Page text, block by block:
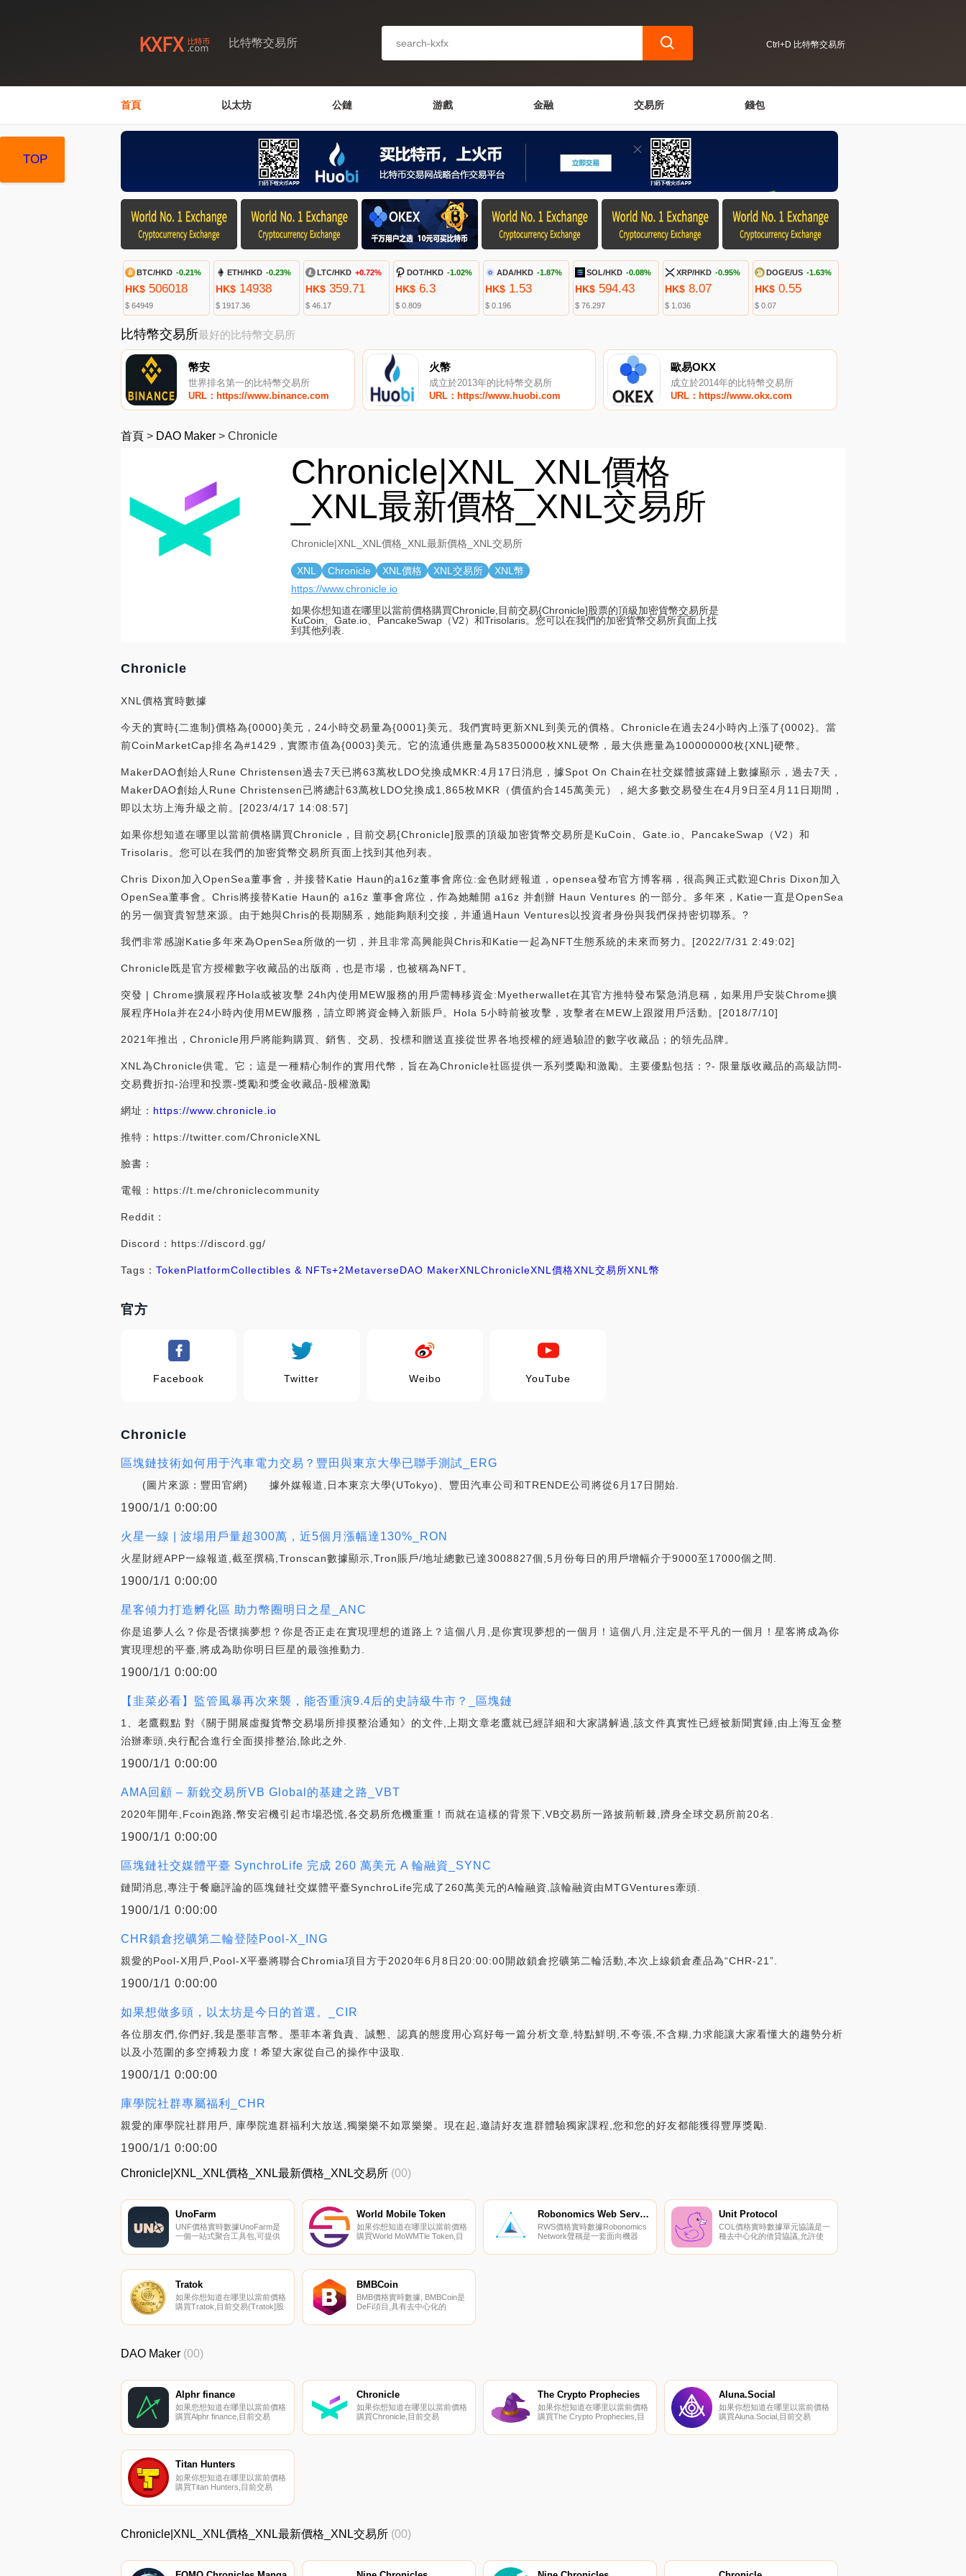
比特幣交易所 Ctrl+D 比特幣交易所
首頁 以太坊 公鏈 游戲 金融 交易所 錢包
BTC/HKD -0.21%
HK$ 506018
$ 64949
ETH/HKD -0.23%
HK$14938
$ 1917.36
LTC/HKD +0.72%
HK$359.71
$ 46.17
DOT/HKD -1.02%
HK$6.3
$ 0.809
ADA/HKD -1.87%
HK$1.53
$ 0.196
SOL/HKD -0.08%
HK$ 594.43
$ 76.297
XRP/HKD -0.95%
HK$ 8.07
$ 1.036
DOGE/US -1.63%
HK$ 0.55
$ 0.07
比特幣交易所最好的比特幣交易所
幣安
世界排名第一的比特幣交易所
URL：https://www.binance.com
火幣
成立於2013年的比特幣交易所
URL：https://www.huobi.com
歐易OKX
成立於2014年的比特幣交易所
URL：https://www.okx.com
首頁 > DAO Maker > Chronicle
Chronicle|XNL_XNL價格
_XNL最新價格_XNL交易所
Chronicle|XNL_XNL價格_XNL最新價格_XNL交易所
XNL Chronicle XNL價格 XNL交易所
XNL幣
https://www.chronicle.io
如果你想知道在哪里以當前價格購買Chronicle,目前交易{Chronicle]股票的頂級加密貨幣交易所是
KuCoin、Gate.io、PancakeSwap（V2）和Trisolaris。您可以在我們的加密貨幣交易所頁面上找
到其他列表.
Chronicle
XNL價格實時數據
今天的實時{二進制}價格為{0000}美元，24小時交易量為{0001}美元。我們實時更新XNL到美元的價格。Chronicle在過去24小時內上漲了{0002}。當
前CoinMarketCap排名為#1429，實際市值為{0003}美元。它的流通供應量為58350000枚XNL硬幣，最大供應量為100000000枚{XNL]硬幣。
MakerDAO創始人Rune Christensen過去7天已將63萬枚LDO兌換成MKR:4月17日消息，據Spot On Chain在社交媒體披露鏈上數據顯示，過去7天，
MakerDAO創始人Rune Christensen已將總計63萬枚LDO兌換成1,865枚MKR（價值約合145萬美元），絕大多數交易發生在4月9日至4月11日期間，
即以太坊上海升級之前。[2023/4/17 14:08:57]
如果你想知道在哪里以當前價格購買Chronicle，目前交易{Chronicle]股票的頂級加密貨幣交易所是KuCoin、Gate.io、PancakeSwap（V2）和
Trisolaris。您可以在我們的加密貨幣交易所頁面上找到其他列表。
Chris Dixon加入OpenSea董事會，并接替Katie Haun的a16z董事會席位:金色財經報道，opensea發布官方博客稱，很高興正式歡迎Chris Dixon加入
OpenSea董事會。Chris將接替Katie Haun的 a16z 董事會席位，作為她離開 a16z 并創辦 Haun Ventures 的一部分。多年來，Katie一直是OpenSea
的另一個寶貴智慧來源。由于她與Chris的長期關系，她能夠順利交接，并通過Haun Ventures以投資者身份與我們保持密切聯系。?
我們非常感謝Katie多年來為OpenSea所做的一切，并且非常高興能與Chris和Katie一起為NFT生態系統的未來而努力。[2022/7/31 2:49:02]
Chronicle既是官方授權數字收藏品的出版商，也是市場，也被稱為NFT。
突發 | Chrome擴展程序Hola或被攻擊 24h內使用MEW服務的用戶需轉移資金:Myetherwallet在其官方推特發布緊急消息稱，如果用戶安裝Chrome擴
展程序Hola并在24小時內使用MEW服務，請立即將資金轉入新賬戶。Hola 5小時前被攻擊，攻擊者在MEW上跟蹤用戶活動。[2018/7/10]
2021年推出，Chronicle用戶將能夠購買、銷售、交易、投標和贈送直接從世界各地授權的經過驗證的數字收藏品；的領先品牌。
XNL為Chronicle供電。它；這是一種精心制作的實用代幣，旨在為Chronicle社區提供一系列獎勵和激勵。主要優點包括：?- 限量版收藏品的高級訪問-
交易費折扣-治理和投票-獎勵和獎金收藏品-股權激勵
網址： https://www.chronicle.io
推特：https://twitter.com/ChronicleXNL
臉書：
電報：https://t.me/chroniclecommunity
Reddit：
Discord：https://discord.gg/
Tags： TokenPlatformCollectibles & NFTs+2MetaverseDAO MakerXNL ChronicleXNL價格XNL交易所XNL幣
官方
Facebook Twitter Weibo YouTube
Chronicle
區塊鏈技術如何用于汽車電力交易？豐田與東京大學已聯手測試_ERG
(圖片來源：豐田官網) 據外媒報道,日本東京大學(UTokyo)、豐田汽車公司和TRENDE公司將從6月17日開始.
1900/1/1 0:00:00
火星一線 | 波場用戶量超300萬，近5個月漲幅達130%_RON
火星財經APP一線報道,截至撰稿,Tronscan數據顯示,Tron賬戶/地址總數已達3008827個,5月份每日的用戶增幅介于9000至17000個之間.
1900/1/1 0:00:00
星客傾力打造孵化區 助力幣圈明日之星_ANC
你是追夢人么？你是否懷揣夢想？你是否正走在實現理想的道路上？這個八月,是你實現夢想的一個月！這個八月,注定是不平凡的一個月！星客將成為你
實現理想的平臺,將成為助你明日巨星的最強推動力.
1900/1/1 0:00:00
【韭菜必看】監管風暴再次來襲，能否重演9.4后的史詩級牛市？_區塊鏈
1、老鷹觀點 對《關于開展虛擬貨幣交易場所排摸整治通知》的文件,上期文章老鷹就已經詳細和大家講解過,該文件真實性已經被新聞實錘,由上海互金整
治辦牽頭,央行配合進行全面摸排整治,除此之外.
1900/1/1 0:00:00
AMA回顧 – 新銳交易所VB Global的基建之路_VBT
2020年開年,Fcoin跑路,幣安宕機引起市場恐慌,各交易所危機重重！而就在這樣的背景下,VB交易所一路披荊斬棘,躋身全球交易所前20名.
1900/1/1 0:00:00
區塊鏈社交媒體平臺 SynchroLife 完成 260 萬美元 A 輪融資_SYNC
鏈聞消息,專注于餐廳評論的區塊鏈社交媒體平臺SynchroLife完成了260萬美元的A輪融資,該輪融資由MTGVentures牽頭.
1900/1/1 0:00:00
CHR鎖倉挖礦第二輪登陸Pool-X_ING
親愛的Pool-X用戶,Pool-X平臺將聯合Chromia項目方于2020年6月8日20:00:00開啟鎖倉挖礦第二輪活動,本次上線鎖倉產品為“CHR-21”.
1900/1/1 0:00:00
如果想做多頭，以太坊是今日的首選。_CIR
各位朋友們,你們好,我是墨菲言幣。墨菲本著負責、誠懇、認真的態度用心寫好每一篇分析文章,特點鮮明,不夸張,不含糊,力求能讓大家看懂大的趨勢分析
以及小范圍的多空搏殺力度！希望大家從自己的操作中汲取.
1900/1/1 0:00:00
庫學院社群專屬福利_CHR
親愛的庫學院社群用戶, 庫學院進群福利大放送,獨樂樂不如眾樂樂。現在起,邀請好友進群體驗獨家課程,您和您的好友都能獲得豐厚獎勵.
1900/1/1 0:00:00
TOP
Chronicle|XNL_XNL價格_XNL最新價格_XNL交易所 (00)
UnoFarm
UNF價格實時數據UnoFarm是
一個一站式聚合工具包,可提供
World Mobile Token
如果你想知道在哪里以當前價格
購買World MoWMTle Token,目
股票的頂級加密貨幣交易所是
們的加密貨幣交易所頁面上找到
其他列表。想象一下沒有互聯網
的生活.
Robonomics Web Services
RWS價格實時數據Robonomics
Network聲稱是一套面向機器
的開源軟件包.
Unit Protocol
COL價格實時數據單元協議是一
種去中心化的借貸協議,允許使
Tratok
如果你想知道在哪里以當前價格
購買Tratok,目前交易{Tratok]股
Mercatox。您可以在我們的加
TratokTravel應用程序中用于預
訂旅行和旅游服務的令牌.
BMBCoin
BMB價格實時數據, BMBCoin是
DeFi項目,具有去中心化的
BMB是加密貨幣所有者獲得被動
TOP
DAO Maker (00)
Alphr finance
如果您想知道在哪里以當前價格
購買Alphr finance,目前交易
加密貨幣交易所是Gate.io。您
Chronicle
如果你想知道在哪里以當前價格
購買Chronicle,目前交易
交易所是KuCoin、Gate.io、
The Crypto Prophecies
如果你想知道在哪里以當前價格
購買The Crypto Prophecies,目
級加密貨幣交易所是KuCoin和
Aluna.Social
如果你想知道在哪里以當前價格
購買Aluna.Social,目前交易
幣交易所是Gate.io和
Titan Hunters
如果你想知道在哪里以當前價格
購買Titan Hunters,目前交易
貨幣交易所是Gate.io、MEXC、
們的加密貨幣交易所頁面上找到
其他列表.
TOP
Chronicle|XNL_XNL價格_XNL最新價格_XNL交易所 (00)